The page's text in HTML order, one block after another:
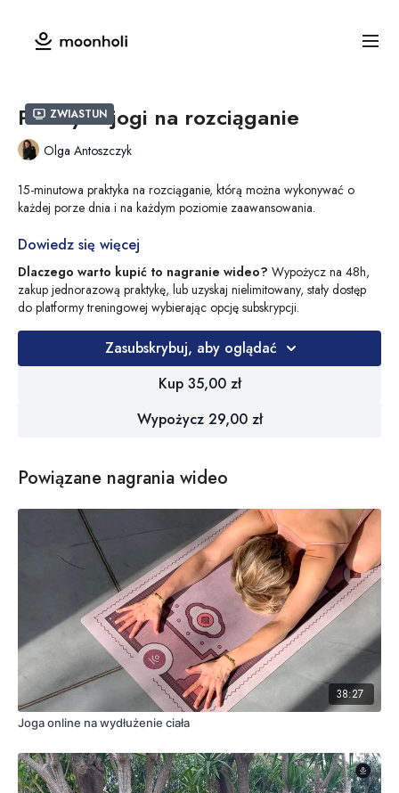
Zwiastun
Praktyka jogi na rozciąganie
Olga Antoszczyk
15-minutowa praktyka na rozciąganie, którą można wykonywać o
każdej porze dnia i na każdym poziomie zaawansowania.
Olga praktykuje namacie do jogi Warrior
jogi
biustonoszu do jogi Dream .
Dowiedz się więcej
Dlaczego warto kupić to nagranie wideo? Wypożycz na 48h,
zakup jednorazową praktykę, lub uzyskaj nielimitowany, stały dostęp
do platformy treningowej wybierając opcję subskrypcji.
Zasubskrybuj, aby oglądać
Kup 35,00 zł
Wypożycz 29,00 zł
Powiązane nagrania wideo
38:27
Joga online na wydłużenie ciała